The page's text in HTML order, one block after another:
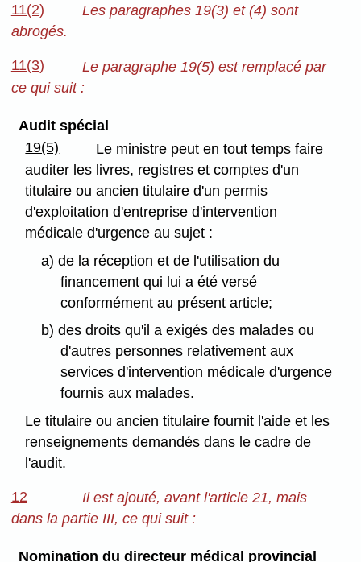
11(2)
Les paragraphes 19(3) et (4) sont
abrogés.
11(3)
Le paragraphe 19(5) est remplacé par
ce qui suit :
Audit spécial
19(5)
Le ministre peut en tout temps faire
auditer les livres, registres et comptes d'un
titulaire ou ancien titulaire d'un permis
d'exploitation d'entreprise d'intervention
médicale d'urgence au sujet :
a) de la réception et de l'utilisation du
financement qui lui a été versé
conformément au présent article;
b) des droits qu'il a exigés des malades ou
d'autres personnes relativement aux
services d'intervention médicale d'urgence
fournis aux malades.
Le titulaire ou ancien titulaire fournit l'aide et les
renseignements demandés dans le cadre de
l'audit.
12
Il est ajouté, avant l'article 21, mais
dans la partie III, ce qui suit :
Nomination du directeur médical provincial